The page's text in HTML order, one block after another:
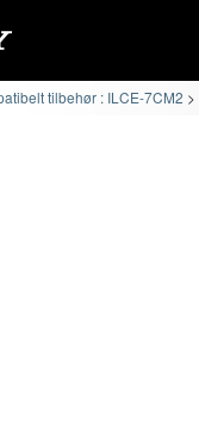
tilbehør : ILCE-7CM2